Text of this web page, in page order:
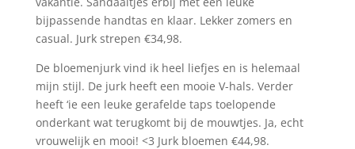
bijpassende handtas en klaar. Lekker zomers en
casual. Jurk strepen €34,98.
De bloemenjurk vind ik heel liefjes en is helemaal
mijn stijl. De jurk heeft een mooie V-hals. Verder
heeft ‘ie een leuke gerafelde taps toelopende
onderkant wat terugkomt bij de mouwtjes. Ja, echt
vrouwelijk en mooi! <3 Jurk bloemen €44,98.